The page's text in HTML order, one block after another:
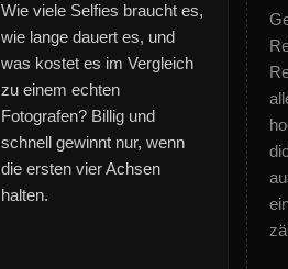
Wie viele Selfies braucht es,
wie lange dauert es, und
was kostet es im Vergleich
zu einem echten
Fotografen? Billig und
schnell gewinnt nur, wenn
die ersten vier Achsen
halten.